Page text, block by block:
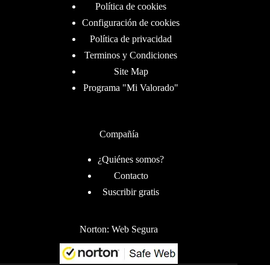
Política de cookies
Configuración de cookies
Política de privacidad
Terminos y Condiciones
Site Map
Programa "Mi Valorado"
Compañía
¿Quiénes somos?
Contacto
Suscribir gratis
Norton: Web Segura